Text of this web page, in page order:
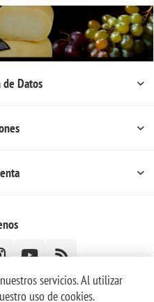
Datos
servicios. Al utilizar
uso de cookies.